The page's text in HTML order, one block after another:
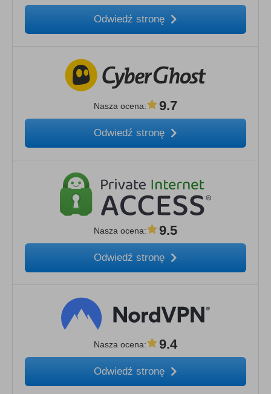
Odwiedź stronę
Nasza ocena: 9.7
Odwiedź stronę
Nasza ocena: 9.5
Odwiedź stronę
Nasza ocena: 9.4
Odwiedź stronę